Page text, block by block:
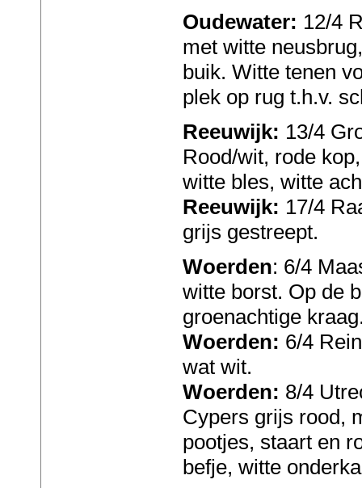
Oudewater: 12/4
met witte
buik. Witte tenen
plek op rug t.h.v.
Reeuwijk: 13/4
Rood/wit, rode
witte bles, witte
Reeuwijk: 17/4
grijs gestreept.
Woerden: 6/4
witte borst. Op de
groenachtige
Woerden: 6/4
wat wit.
Woerden: 8/4
Cypers grijs rood,
pootjes, staart en
befje, witte